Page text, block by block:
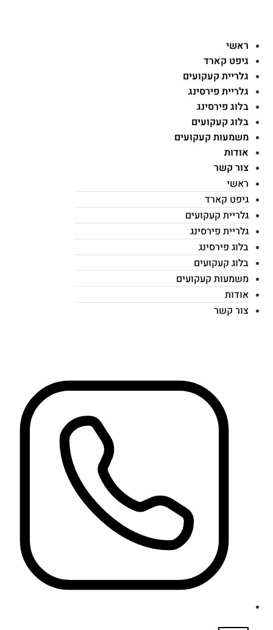
ראשי
גיפט קארד
גלריית קעקועים
גלריית פירסינג
בלוג פירסינג
בלוג קעקועים
משמעות קעקועים
אודות
צור קשר
ראשי
גיפט קארד
גלריית קעקועים
גלריית פירסינג
בלוג פירסינג
בלוג קעקועים
משמעות קעקועים
אודות
צור קשר